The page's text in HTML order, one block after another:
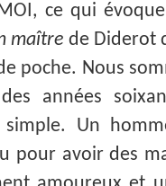
ce qui évoque
maître de Diderot
poche. Nous
années
simple. Un
pour avoir des